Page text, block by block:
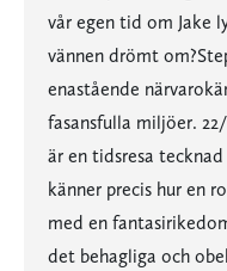
vår egen tid om Jake
vännen drömt
enastående
fasansfulla miljöer.
är en tidsresa
känner precis hur en
med en
det behagliga och